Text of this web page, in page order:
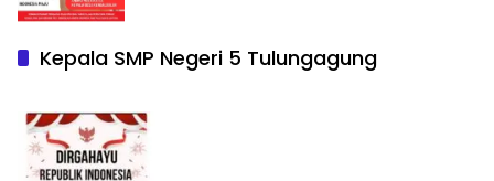
Kepala SMP Negeri 5 Tulungagung